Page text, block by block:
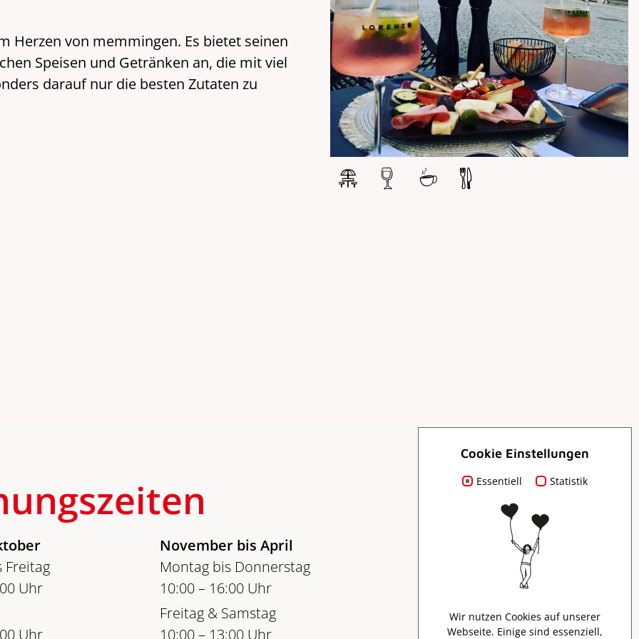
Herzen von memmingen. Es bietet seinen
Speisen und Getränken an, die mit viel
darauf nur die besten Zutaten zu
Freitag
Uhr
Uhr
November bis April
Montag bis Donnerstag
10:00 – 16:00 Uhr
Freitag & Samstag
10:00 – 13:00 Uhr
Für Dich
Prospekte
Presse
Cookie Einstellungen
Essentiell Statistik
Wir nutzen Cookies auf unserer
Webseite. Einige sind essenziell,